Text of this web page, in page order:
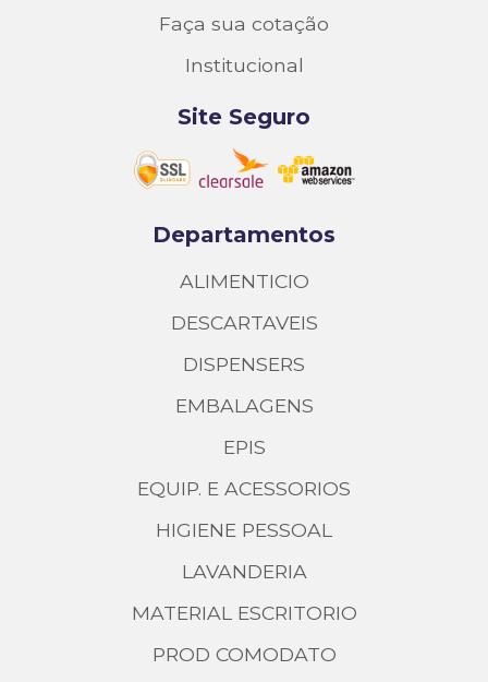
Faça sua cotação
Institucional
Site Seguro
Departamentos
ALIMENTICIO
DESCARTAVEIS
DISPENSERS
EMBALAGENS
EPIS
EQUIP. E ACESSORIOS
HIGIENE PESSOAL
LAVANDERIA
MATERIAL ESCRITORIO
PROD COMODATO